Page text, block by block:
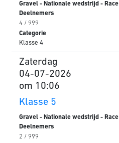
Gravel - Nationale wedstrijd - Race
Deelnemers
4 / 999
Categorie
Klasse 4
Zaterdag
04-07-2026
om 10:06
Klasse 5
Gravel - Nationale wedstrijd - Race
Deelnemers
2 / 999